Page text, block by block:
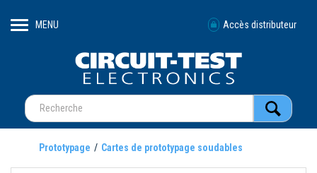
MENU Accès distributeur
Prototypage Cartes de prototypage soudables